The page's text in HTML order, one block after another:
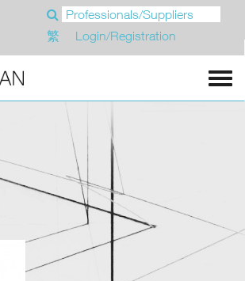
繁
Login/Registration